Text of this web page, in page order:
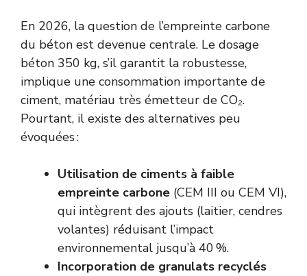
En 2026, la question de l’empreinte carbone
du béton est devenue centrale. Le dosage
béton 350 kg, s’il garantit la robustesse,
implique une consommation importante de
ciment, matériau très émetteur de CO₂.
Pourtant, il existe des alternatives peu
évoquées :
Utilisation de ciments à faible
empreinte carbone (CEM III ou CEM VI),
qui intègrent des ajouts (laitier, cendres
volantes) réduisant l’impact
environnemental jusqu’à 40 %.
Incorporation de granulats recyclés